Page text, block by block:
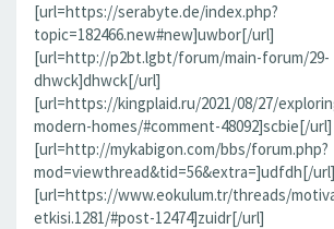
[url=https://serabyte.de/index.php?
topic=182466.new#new]uwbor[/url]
[url=http://p2bt.lgbt/forum/main-forum/29-
dhwck]dhwck[/url]
[url=https://kingplaid.ru/2021/08/27/
modern-homes/#comment-48092]scbie[/url]
[url=http://mykabigon.com/bbs/forum.php?
mod=viewthread&tid=56&extra=]udfdh[/url]
[url=https://www.eokulum.tr/threads/
etkisi.1281/#post-12474]zuidr[/url]